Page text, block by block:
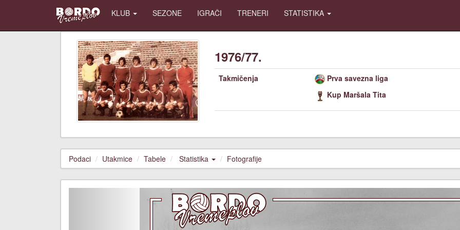
KLUB SEZONE IGRAČI TRENERI STATISTIKA
1976/77.
Takmičenja
Prva savezna liga
Kup Maršala Tita
Podaci Utakmice Tabele Statistika Fotografije